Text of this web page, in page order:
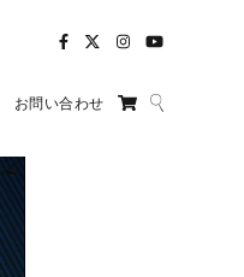
お問い合わせ